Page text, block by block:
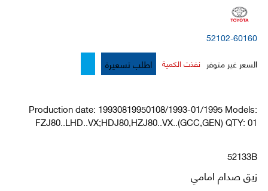
52102-60160
السعر غير متوفر نفذت الكمية اطلب تسعيرة
Production date: 19930819950108/1993-01/1995 Models:
FZJ80..LHD..VX;HDJ80,HZJ80..VX..(GCC,GEN) QTY: 01
52133B
زيق صدام امامي